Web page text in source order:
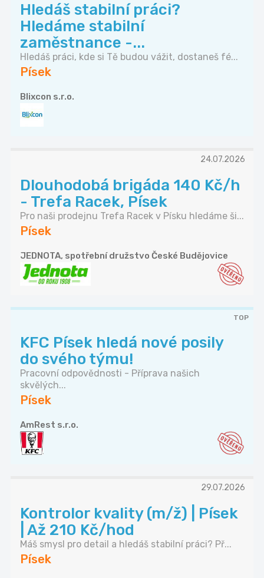
Hledáš stabilní práci?
Hledáme stabilní
zaměstnance -...
Hledáš práci, kde si Tě budou vážit, dostaneš fé...
Písek
Blixcon s.r.o.
24.07.2026
Dlouhodobá brigáda 140 Kč/h
- Trefa Racek, Písek
Pro naši prodejnu Trefa Racek v Písku hledáme ši...
Písek
JEDNOTA, spotřební družstvo České Budějovice
TOP
KFC Písek hledá nové posily
do svého týmu!
Pracovní odpovědnosti - Příprava našich
skvělých...
Písek
AmRest s.r.o.
29.07.2026
Kontrolor kvality (m/ž) | Písek
| Až 210 Kč/hod
Máš smysl pro detail a hledáš stabilní práci? Př...
Písek